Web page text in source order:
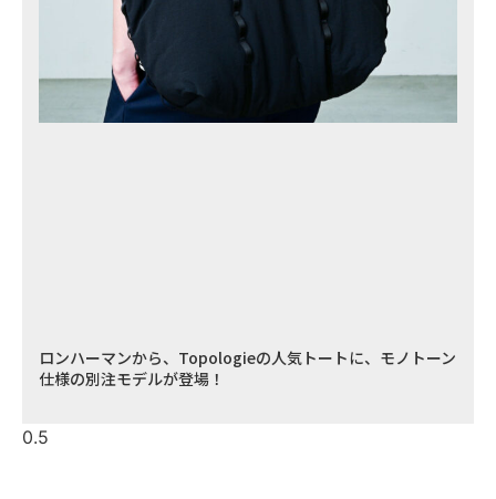
ロンハーマンから、Topologieの人気トートに、モノトーン
仕様の別注モデルが登場！